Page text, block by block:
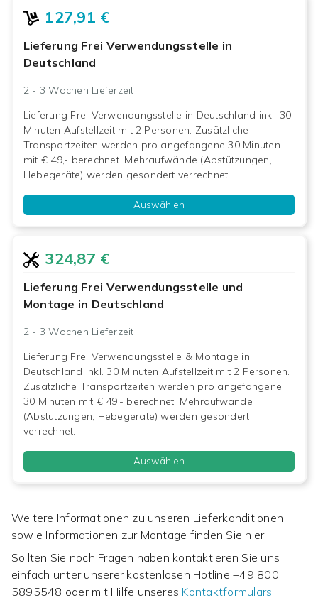
127,91 €
Lieferung Frei Verwendungsstelle in
Deutschland
2 - 3 Wochen Lieferzeit
Lieferung Frei Verwendungsstelle in Deutschland inkl. 30
Minuten Aufstellzeit mit 2 Personen. Zusätzliche
Transportzeiten werden pro angefangene 30 Minuten
mit € 49,- berechnet. Mehraufwände (Abstützungen,
Hebegeräte) werden gesondert verrechnet.
Auswählen
324,87 €
Lieferung Frei Verwendungsstelle und
Montage in Deutschland
2 - 3 Wochen Lieferzeit
Lieferung Frei Verwendungsstelle & Montage in
Deutschland inkl. 30 Minuten Aufstellzeit mit 2 Personen.
Zusätzliche Transportzeiten werden pro angefangene
30 Minuten mit € 49,- berechnet. Mehraufwände
(Abstützungen, Hebegeräte) werden gesondert
verrechnet.
Auswählen
Weitere Informationen zu unseren Lieferkonditionen
sowie Informationen zur Montage finden Sie hier.
Sollten Sie noch Fragen haben kontaktieren Sie uns
einfach unter unserer kostenlosen Hotline+49 800
5895548 oder mit Hilfe unseres Kontaktformulars.